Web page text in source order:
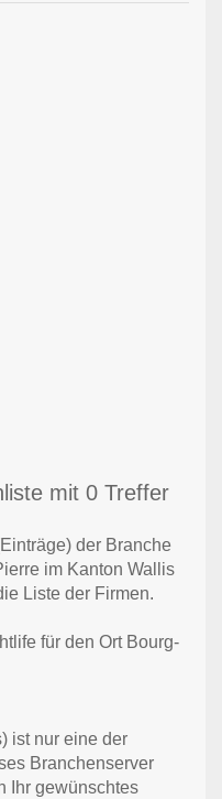
mit 0 Treffer
der Branche
im Kanton Wallis
Liste der Firmen.
für den Ort Bourg-
ist nur eine der
Branchenserver
Ihr gewünschtes